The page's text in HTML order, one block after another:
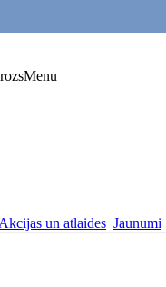
Menu
Akcijas un atlaides Jaunumi